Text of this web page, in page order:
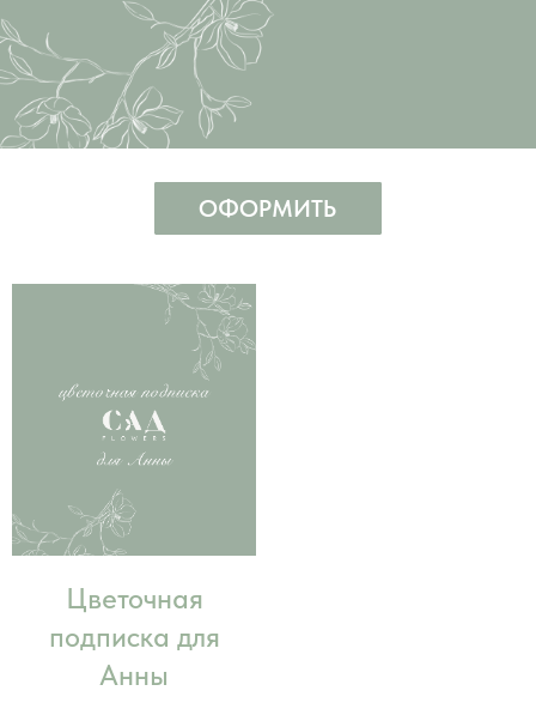
Цветочная
подписка для
Анны